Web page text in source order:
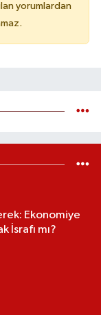
yorumlardan
Ekonomiye
İsrafı mı?